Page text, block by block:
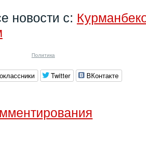
новости с:
Политика
Twitter ВКонтакте